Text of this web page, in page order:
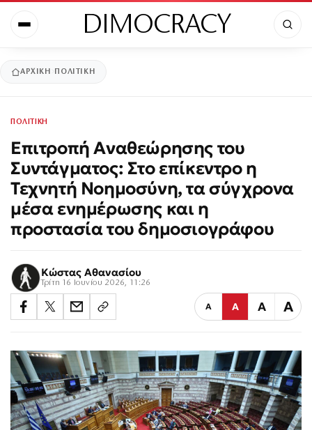
DIMOCRACY
ΑΡΧΙΚΉ ΠΟΛΙΤΙΚΗ
ΠΟΛΙΤΙΚΗ
Επιτροπή Αναθεώρησης του
Συντάγματος: Στο επίκεντρο η
Τεχνητή Νοημοσύνη, τα σύγχρονα
μέσα ενημέρωσης και η
προστασία του δημοσιογράφου
Κώστας Αθανασίου
Τρίτη 16 Ιουνίου 2026, 11:26
Α Α Α Α